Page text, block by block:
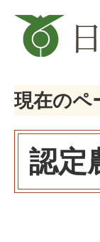
現在のペ
認定